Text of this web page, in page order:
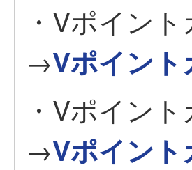
・Vポイン
→Vポイン
・Vポイン
→Vポイント